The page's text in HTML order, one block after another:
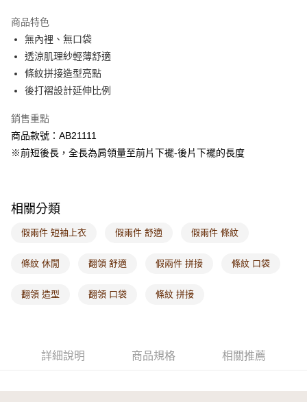
付款後萊爾富取貨
每筆NT$60，滿NT$1,000(含以上)免運費
7-11取貨付款
每筆NT$60，滿NT$1,000(含以上)免運費
付款後7-11取貨
每筆NT$60，滿NT$1,000(含以上)免運費
付款後門市自取
每筆NT$60，滿NT$1,000(含以上)免運費
商品特色
無內裡、無口袋
透涼肌理紗輕薄舒適
條紋拼接造型亮點
後打褶設計延伸比例
銷售重點
商品款號：AB21111
※前短後長，全長為肩領量至前片下襬-後片下襬的長度
相關分類
假兩件 短袖上衣 假兩件 舒適 假兩件 條紋
條紋 休閒 翻領 舒適 假兩件 拼接 條紋 口袋
翻領 造型 翻領 口袋 條紋 拼接
詳細說明 商品規格 相關推薦